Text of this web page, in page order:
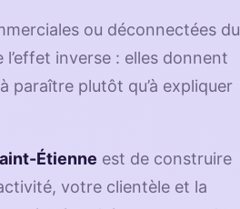
ou déconnectées du
inverse : elles donnent
paraître plutôt qu’à expliquer
Étienne est de construire
votre clientèle et la